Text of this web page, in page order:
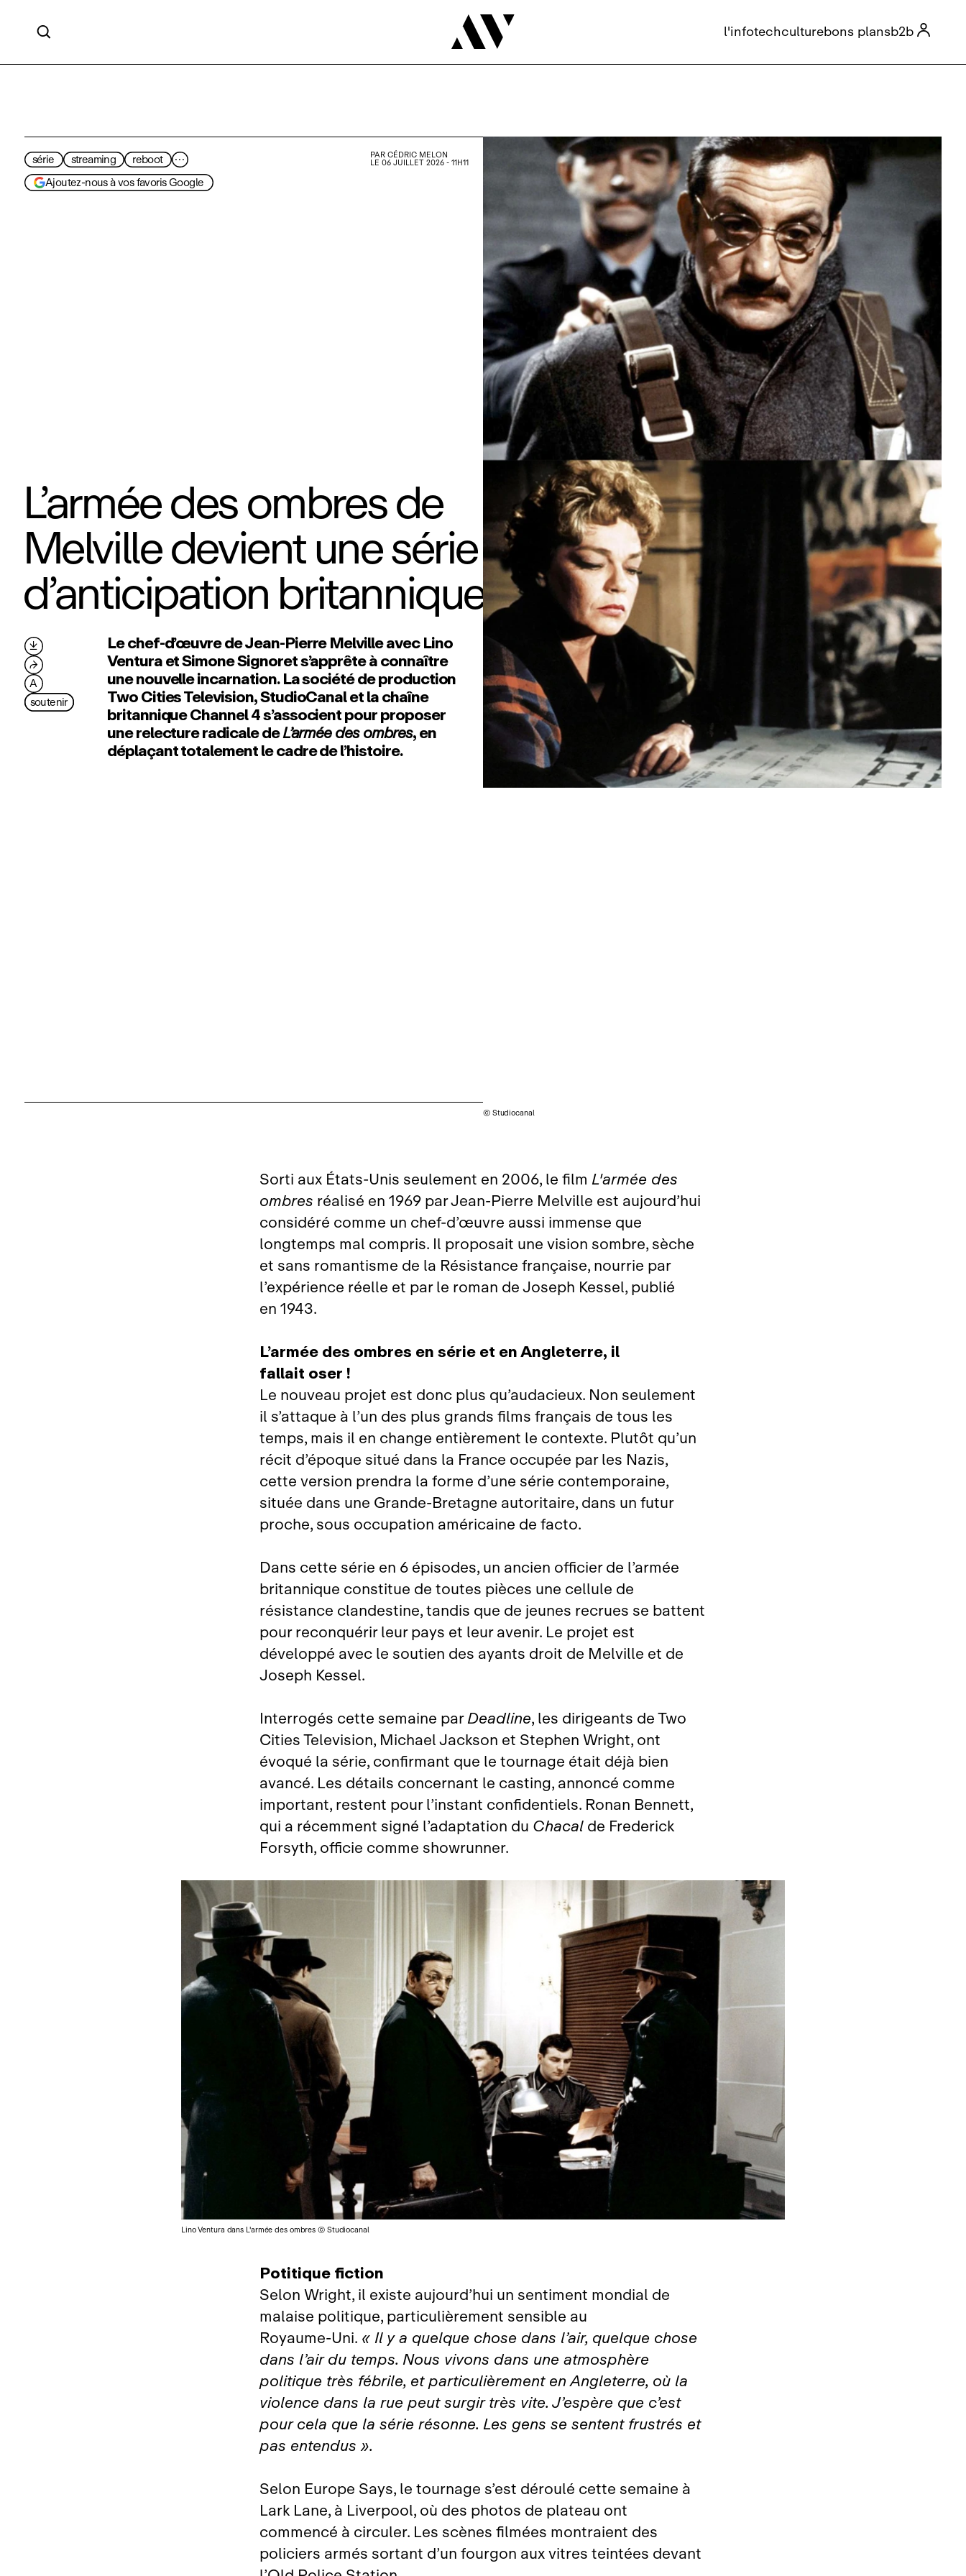

 l'infotechculturebons plansb2b
série streaming reboot
···
Ajoutez-nous à vos favoris Google
PARCÉDRIC MELON
LE 06 JUILLET 2026 - 11H11
L’armée des ombres de
Melville devient une série
d’anticipation britannique
Le chef‑d’œuvre de Jean‑Pierre Melville avec Lino
Ventura et Simone Signoret s’apprête à connaître
une nouvelle incarnation. La société de production
Two Cities Television, StudioCanal et la chaîne
britannique Channel 4 s’associent pour proposer
une relecture radicale deL’armée des ombres, en
déplaçant totalement le cadre de l’histoire.

⮫
A
soutenir
© Studiocanal
Sorti aux États‑Unis seulement en 2006, le filmL'armée des
ombres réalisé en 1969 par Jean‑Pierre Melville est aujourd’hui
considéré comme un chef‑d’œuvre aussi immense que
longtemps mal compris. Il proposait une vision sombre, sèche
et sans romantisme de la Résistance française, nourrie par
l’expérience réelle et par le roman de Joseph Kessel, publié
en 1943.
L’armée des ombres en série et en Angleterre, il
fallait oser !
Le nouveau projet est donc plus qu’audacieux. Non seulement
il s’attaque à l’un des plus grands films français de tous les
temps, mais il en change entièrement le contexte. Plutôt qu’un
récit d’époque situé dans la France occupée par les Nazis,
cette version prendra la forme d’une série contemporaine,
située dans une Grande‑Bretagne autoritaire, dans un futur
proche, sous occupation américaine de facto.
Dans cette série en 6 épisodes, un ancien officier de l’armée
britannique constitue de toutes pièces une cellule de
résistance clandestine, tandis que de jeunes recrues se battent
pour reconquérir leur pays et leur avenir. Le projet est
développé avec le soutien des ayants droit de Melville et de
Joseph Kessel.
Interrogés cette semaine parDeadline, les dirigeants de Two
Cities Television, Michael Jackson et Stephen Wright, ont
évoqué la série, confirmant que le tournage était déjà bien
avancé. Les détails concernant le casting, annoncé comme
important, restent pour l’instant confidentiels. Ronan Bennett,
qui a récemment signé l’adaptation du Chacalde Frederick
Forsyth, officie comme showrunner.
Lino Ventura dans L'armée des ombres © Studiocanal
Potitique fiction
Selon Wright, il existe aujourd’hui un sentiment mondial de
malaise politique, particulièrement sensible au
Royaume‑Uni. « Il y a quelque chose dans l’air, quelque chose
dans l’air du temps. Nous vivons dans une atmosphère
politique très fébrile, et particulièrement en Angleterre, où la
violence dans la rue peut surgir très vite. J’espère que c’est
pour cela que la série résonne. Les gens se sentent frustrés et
pas entendus ».
Selon Europe Says, le tournage s’est déroulé cette semaine à
Lark Lane, à Liverpool, où des photos de plateau ont
commencé à circuler. Les scènes filmées montraient des
policiers armés sortant d’un fourgon aux vitres teintées devant